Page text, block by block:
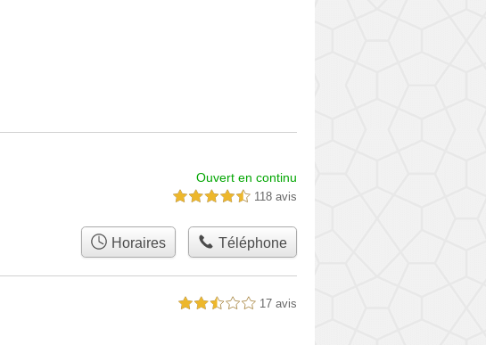
Ouvert en continu
4,5 étoiles sur 5 118 avis
Horaires Téléphone
2,5 étoiles sur 5 17 avis